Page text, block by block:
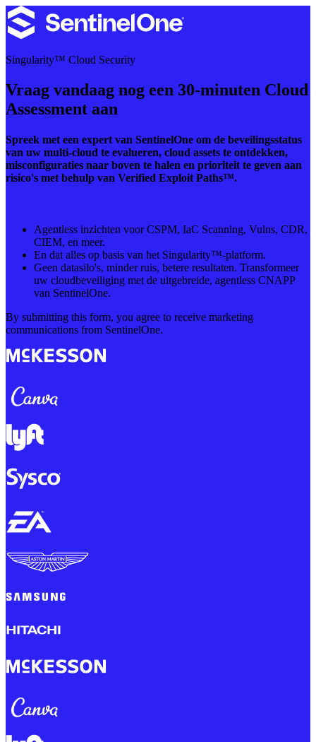
Singularity™ Cloud Security
Vraag vandaag nog een 30-minuten Cloud
Assessment aan
Spreek met een expert van SentinelOne om de beveilingsstatus
van uw multi-cloud te evalueren, cloud assets te ontdekken,
misconfiguraties naar boven te halen en prioriteit te geven aan
risico's met behulp van Verified Exploit Paths™.
Agentless inzichten voor CSPM, IaC Scanning, Vulns, CDR,
CIEM, en meer.
En dat alles op basis van het Singularity™-platform.
Geen datasilo's, minder ruis, betere resultaten. Transformeer
uw cloudbeveiliging met de uitgebreide, agentless CNAPP
van SentinelOne.
By submitting this form, you agree to receive marketing
communications from SentinelOne.